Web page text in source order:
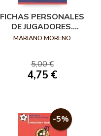
FICHAS PERSONALES
DE JUGADORES.
HISTORIA DEL
MARIANO MORENO
5,00 €
4,75 €
-5%